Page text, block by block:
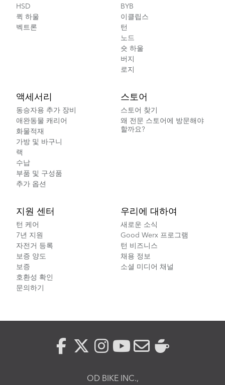
HSD
퀵 하울
벡트론
BYB
이클립스
턴
노드
숏 하울
버지
로지
액세서리
동승자용 추가 장비
애완동물 캐리어
화물적재
가방 및 바구니
랙
수납
부품 및 구성품
추가 옵션
스토어
스토어 찾기
왜 전문 스토어에 방문해야
할까요?
지원 센터
턴 케어
7년 지원
자전거 등록
보증 양도
보증
호환성 확인
문의하기
우리에 대하여
새로운 소식
Good Werx 프로그램
턴 비즈니스
채용 정보
소셜 미디어 채널
OD BIKE INC.,